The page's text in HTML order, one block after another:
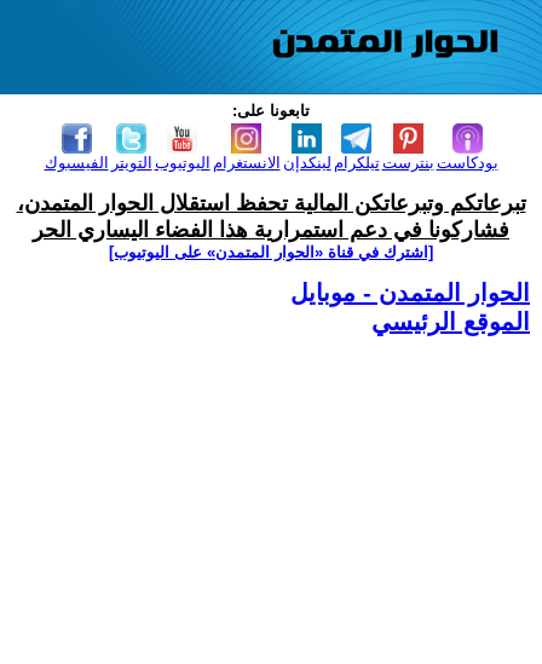
تابعونا على:
الفيسبوك التويتر اليوتيوب الانستغرام لينكدإن تيلكرامبنترست بودكاست
تبرعاتكم وتبرعاتكن المالية تحفظ استقلال الحوار المتمدن،
فشاركونا في دعم استمرارية هذا الفضاء اليساري الحر
[اشترك في قناة ‫«الحوار المتمدن» على اليوتيوب]
الحوار المتمدن - موبايل
الموقع الرئيسي